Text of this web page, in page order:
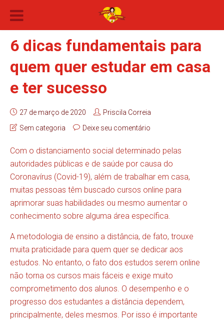
6 dicas fundamentais para
quem quer estudar em casa
e ter sucesso
27 de março de 2020
Priscila Correia
Sem categoria
Deixe seu comentário
Com o distanciamento social determinado pelas
autoridades públicas e de saúde por causa do
Coronavírus (Covid-19), além de trabalhar em casa,
muitas pessoas têm buscado cursos online para
aprimorar suas habilidades ou mesmo aumentar o
conhecimento sobre alguma área específica.
A metodologia de ensino a distância, de fato, trouxe
muita praticidade para quem quer se dedicar aos
estudos. No entanto, o fato dos estudos serem online
não torna os cursos mais fáceis e exige muito
comprometimento dos alunos. O desempenho e o
progresso dos estudantes a distância dependem,
principalmente, deles mesmos. Por isso é importante